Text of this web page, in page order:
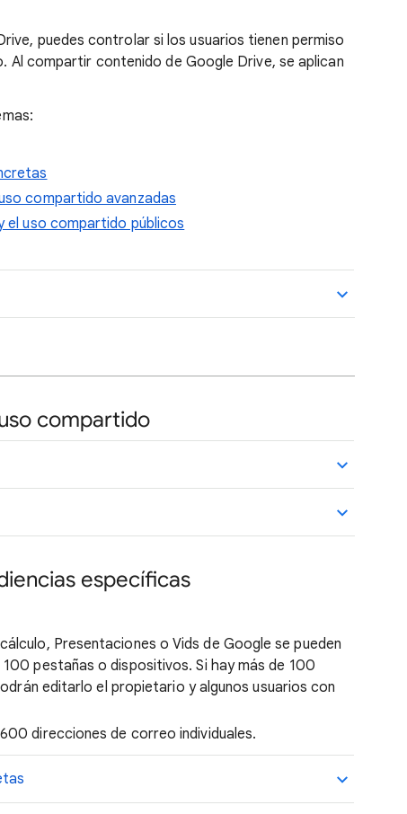
puedes controlar si los usuarios tienen permiso
compartir contenido de Google Drive, se aplican
compartido avanzadas
el uso compartido públicos
compartido
específicas
Presentaciones o Vids de Google se pueden
pestañas o dispositivos. Si hay más de 100
editarlo el propietario y algunos usuarios con
direcciones de correo individuales.